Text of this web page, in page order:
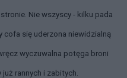
Nie wszyscy - kilku pada
cofa się uderzona niewidzialną
wyczuwalna potęga broni
rannych i zabitych.